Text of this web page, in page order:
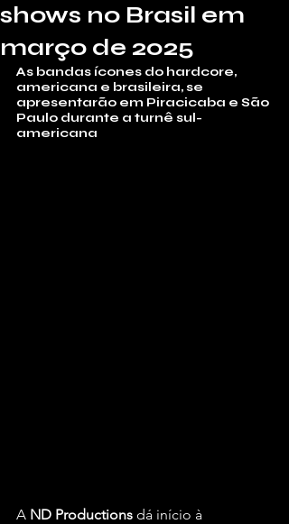
shows no Brasil em
março de 2025
As bandas ícones do hardcore,
americana e brasileira, se
apresentarão em Piracicaba e São
Paulo durante a turnê sul-
americana
A ND Productions dá início à